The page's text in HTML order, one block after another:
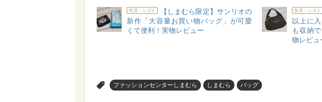
生活・シゴト
【しまむら限定】サンリオの
新作「大容量お買い物バッグ」が可愛
くて便利！実物レビュー
生活・シゴト
以上に
も収納
物レビュ
ファッションセンターしまむら しまむら バッグ